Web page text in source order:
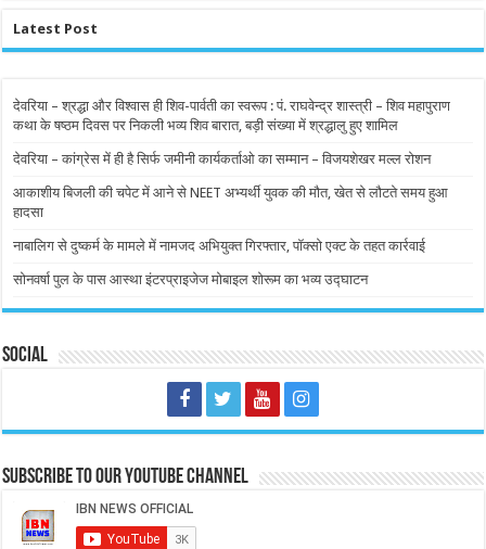
Latest Post
देवरिया – श्रद्धा और विश्वास ही शिव-पार्वती का स्वरूप : पं. राघवेन्द्र शास्त्री – शिव महापुराण
कथा के षष्ठम दिवस पर निकली भव्य शिव बारात, बड़ी संख्या में श्रद्धालु हुए शामिल
देवरिया – कांग्रेस में ही है सिर्फ जमीनी कार्यकर्ताओ का सम्मान – विजयशेखर मल्ल रोशन
आकाशीय बिजली की चपेट में आने से NEET अभ्यर्थी युवक की मौत, खेत से लौटते समय हुआ
हादसा
नाबालिग से दुष्कर्म के मामले में नामजद अभियुक्त गिरफ्तार, पॉक्सो एक्ट के तहत कार्रवाई
सोनवर्षा पुल के पास आस्था इंटरप्राइजेज मोबाइल शोरूम का भव्य उद्घाटन
Social
Subscribe to our Youtube Channel